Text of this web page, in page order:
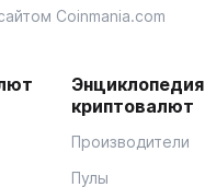
Coinmania.com
Энциклопедия
криптовалют
Производители
Пулы